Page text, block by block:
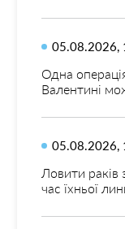
05.08.2026,
Одна
Валентині
05.08.2026,
Ловити раків
час їхньої